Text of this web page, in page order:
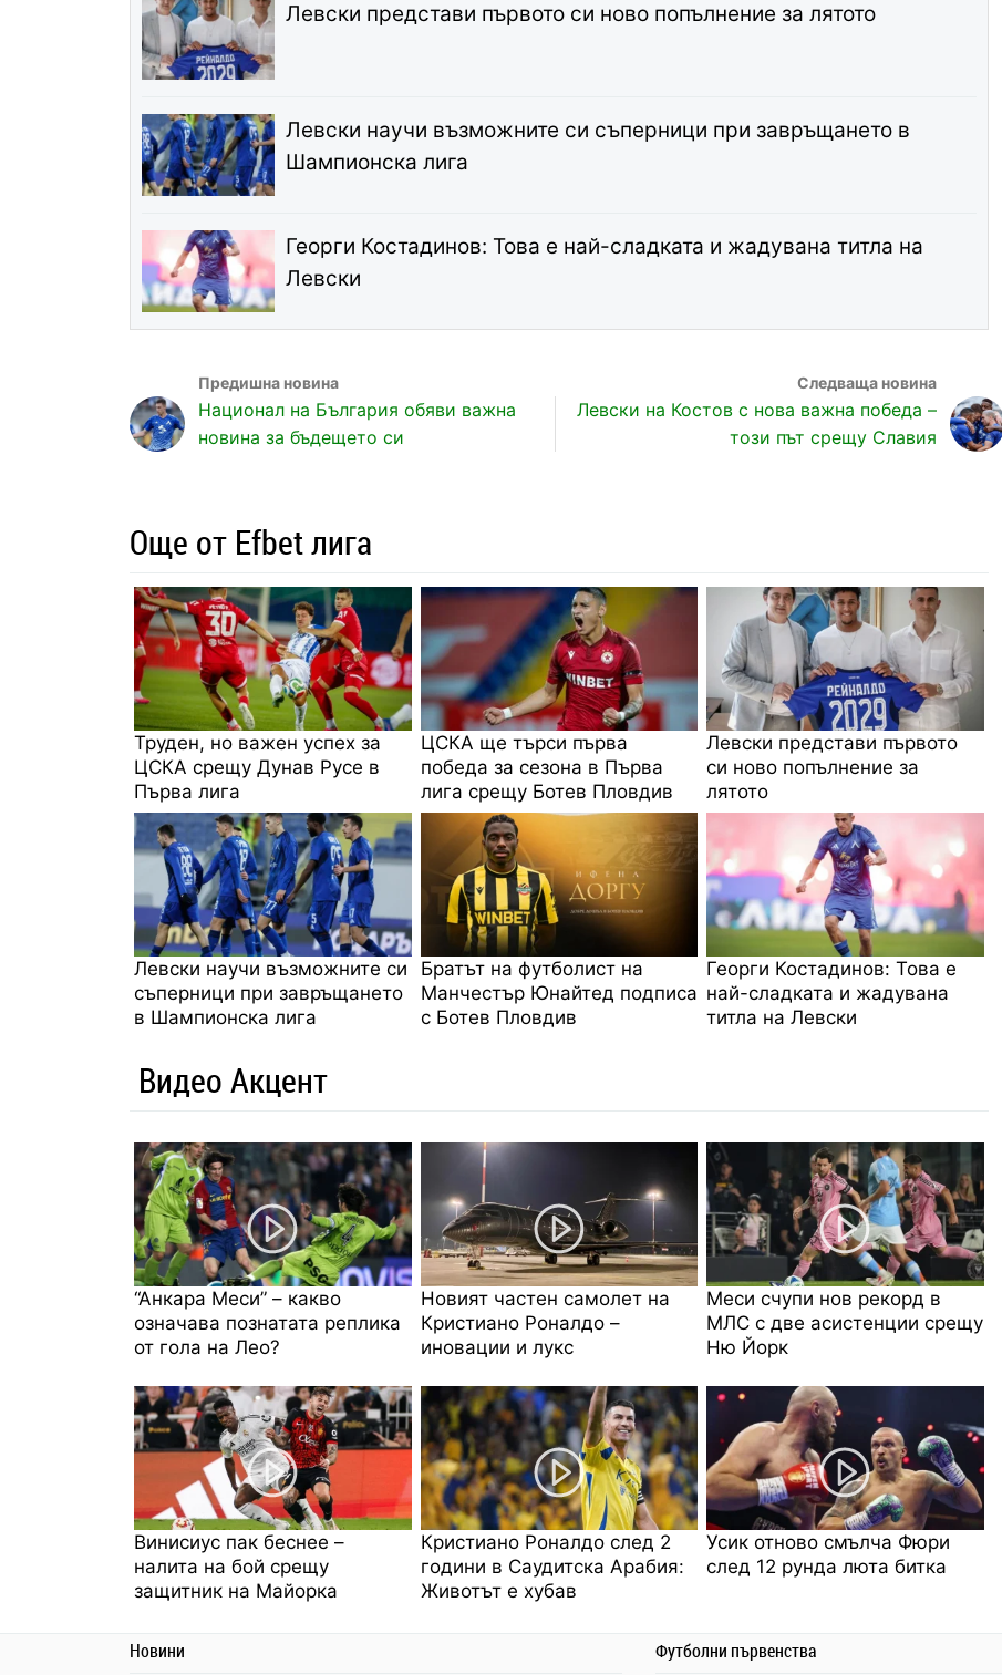
Левски представи първото си ново попълнение за лятото
Левски научи възможните си съперници при завръщането в
Шампионска лига
Георги Костадинов: Това е най-сладката и жадувана титла на
Левски
Национал на България обяви важна
новина за бъдещето си
Левски на Костов с нова важна победа –
този път срещу Славия
Още от Efbet лига
Труден, но важен успех за
ЦСКА срещу Дунав Русе в
Първа лига
ЦСКА ще търси първа
победа за сезона в Първа
лига срещу Ботев Пловдив
Левски представи първото
си ново попълнение за
лятото
Левски научи възможните си
съперници при завръщането
в Шампионска лига
Братът на футболист на
Манчестър Юнайтед подписа
с Ботев Пловдив
Георги Костадинов: Това е
най-сладката и жадувана
титла на Левски
Видео Акцент
“Анкара Меси” – какво
означава познатата реплика
от гола на Лео?
Новият частен самолет на
Кристиано Роналдо –
иновации и лукс
Меси счупи нов рекорд в
МЛС с две асистенции срещу
Ню Йорк
Винисиус пак беснее –
налита на бой срещу
защитник на Майорка
Кристиано Роналдо след 2
години в Саудитска Арабия:
Животът е хубав
Усик отново смълча Фюри
след 12 рунда люта битка
Новини Футболни първенства